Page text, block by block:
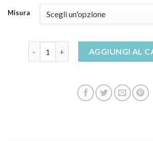
Misura
AGGIUNGI AL